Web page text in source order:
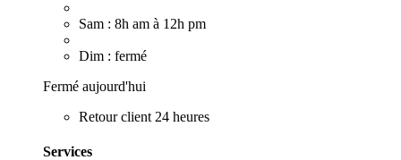
Sam : 8h am à 12h pm
Dim : fermé
Fermé aujourd'hui
Retour client 24 heures
Services